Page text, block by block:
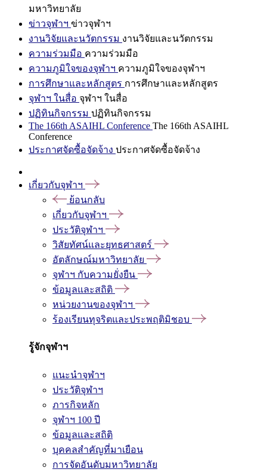
มหาวิทยาลัย
ข่าวจุฬาฯ ข่าวจุฬาฯ
งานวิจัยและนวัตกรรม งานวิจัยและนวัตกรรม
ความร่วมมือ ความร่วมมือ
ความภูมิใจของจุฬาฯ ความภูมิใจของจุฬาฯ
การศึกษาและหลักสูตร การศึกษาและหลักสูตร
จุฬาฯ ในสื่อ จุฬาฯ ในสื่อ
ปฏิทินกิจกรรม ปฏิทินกิจกรรม
The 166th ASAIHL Conference The 166th ASAIHL
Conference
ประกาศจัดซื้อจัดจ้าง ประกาศจัดซื้อจัดจ้าง
เกี่ยวกับจุฬาฯ
ย้อนกลับ
เกี่ยวกับจุฬาฯ
ประวัติจุฬาฯ
วิสัยทัศน์และยุทธศาสตร์
อัตลักษณ์มหาวิทยาลัย
จุฬาฯ กับความยั่งยืน
ข้อมูลและสถิติ
หน่วยงานของจุฬาฯ
ร้องเรียนทุจริตและประพฤติมิชอบ
รู้จักจุฬาฯ
แนะนำจุฬาฯ
ประวัติจุฬาฯ
ภารกิจหลัก
จุฬาฯ 100 ปี
ข้อมูลและสถิติ
บุคคลสำคัญที่มาเยือน
การจัดอันดับมหาวิทยาลัย